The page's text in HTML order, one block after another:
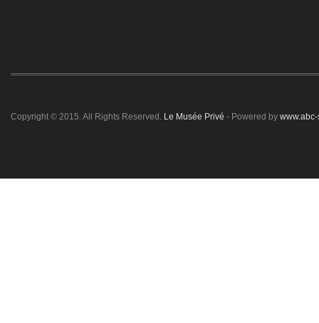
Copyright © 2015. All Rights Reserved. Le Musée Privé - Powered by